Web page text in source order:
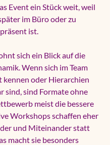
Event ein Stück weit, weil
im Büro oder zu
ist.
sich ein Blick auf die
Wenn sich im Team
kennen oder Hierarchien
sind, sind Formate ohne
meist die bessere
Workshops schaffen eher
und Miteinander statt
macht sie besonders